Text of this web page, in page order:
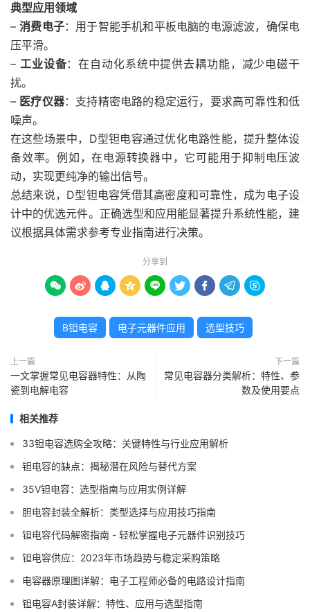
典型应用领域
–消费电子：用于智能手机和平板电脑的电源滤波，确保电
压平滑。
– 工业设备：在自动化系统中提供去耦功能，减少电磁干
扰。
– 医疗仪器：支持精密电路的稳定运行，要求高可靠性和低
噪声。
在这些场景中，D型钽电容通过优化电路性能，提升整体设
备效率。例如，在电源转换器中，它可能用于抑制电压波
动，实现更纯净的输出信号。
总结来说，D型钽电容凭借其高密度和可靠性，成为电子设
计中的优选元件。正确选型和应用能显著提升系统性能，建
议根据具体需求参考专业指南进行决策。
分享到
        
B钽电容 电子元器件应用 选型技巧
上一篇
一文掌握常见电容器特性：从陶
瓷到电解电容
下一篇
常见电容器分类解析：特性、参
数及使用要点
相关推荐
33钽电容选购全攻略：关键特性与行业应用解析
钽电容的缺点：揭秘潜在风险与替代方案
35V钽电容：选型指南与应用实例详解
胆电容封装全解析：类型选择与应用技巧指南
钽电容代码解密指南 - 轻松掌握电子元器件识别技巧
钽电容供应：2023年市场趋势与稳定采购策略
电容器原理图详解：电子工程师必备的电路设计指南
钽电容A封装详解：特性、应用与选型指南